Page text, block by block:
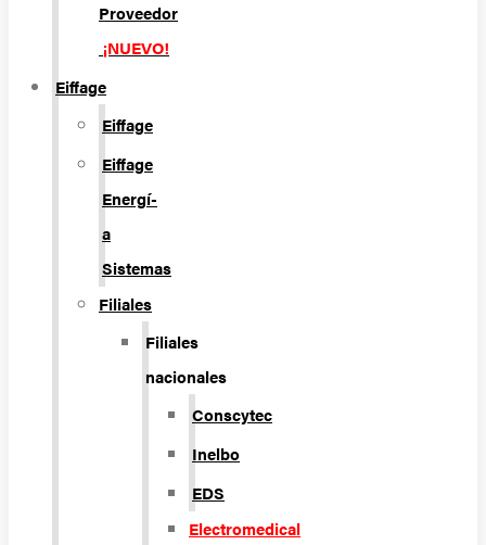
Proveedor
¡NUEVO!
Eiffage
Eiffage
Eiffage
Energí­
a
Sistemas
Filiales
Filiales
nacionales
Conscytec
Inelbo
EDS
Electromedical